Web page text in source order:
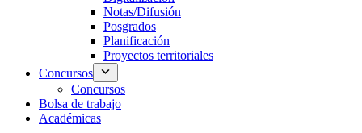
Notas/Difusión
Posgrados
Planificación
Proyectos territoriales
Concursos
Concursos
Bolsa de trabajo
Académicas